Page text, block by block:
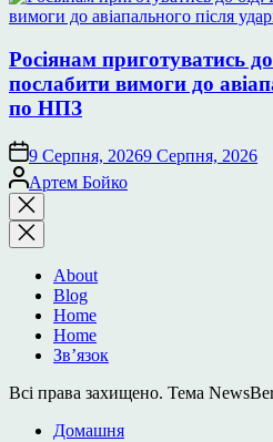
Росіянам приготуватись
послабити вимоги до
по НПЗ
9 Серпня, 20269 Серпня, 2026
Опубліковано
Артем Бойко
Закрити
пошук
About
Blog
Home
Home
Зв’язок
Всі права захищено. Тема
Домашня